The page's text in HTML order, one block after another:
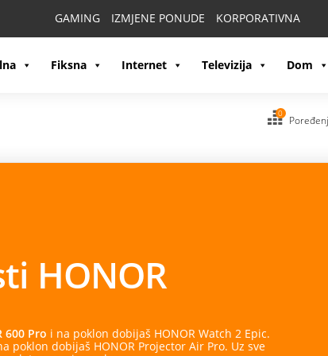
GAMING IZMJENE PONUDE KORPORATIVNA
Fiksna Internet Televizija Dom
0
HONOR
600 Pro i na poklon dobijaš HONOR Watch 2 Epic.
poklon dobijaš HONOR Projector Air Pro. Uz sve